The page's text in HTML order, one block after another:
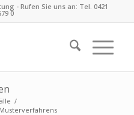
- Rufen Sie uns an: Tel. 0421
0
/